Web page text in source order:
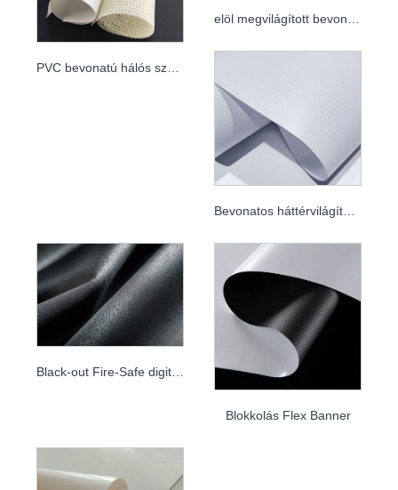
PVC bevonatú hálós szalaghirdetés
Black-out Fire-Safe digitális nyomtatási szövet
Blokkolás Flex Banner